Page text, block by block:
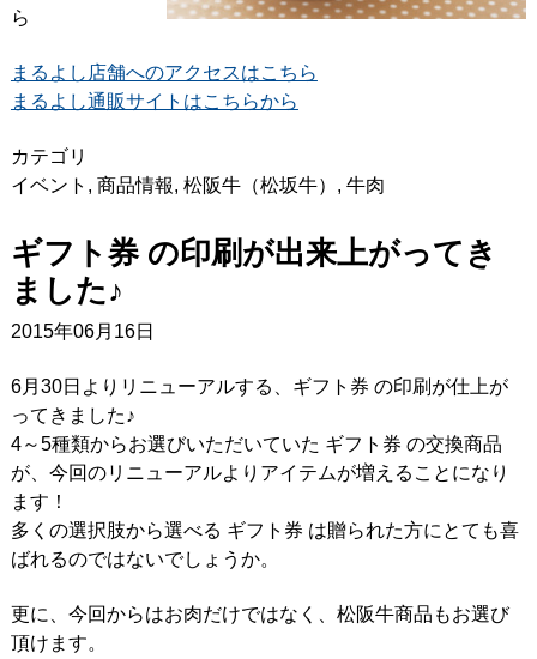
ら
まるよし店舗へのアクセスはこちら
まるよし通販サイトはこちらから
カテゴリ
イベント , 商品情報, 松阪牛（松坂牛） , 牛肉
ギフト券 の印刷が出来上がってき
ました♪
2015年06月16日
6月30日よりリニューアルする、ギフト券 の印刷が仕上が
ってきました♪
4～5種類からお選びいただいていた ギフト券 の交換商品
が、今回のリニューアルよりアイテムが増えることになり
ます！
多くの選択肢から選べる ギフト券 は贈られた方にとても喜
ばれるのではないでしょうか。
更に、今回からはお肉だけではなく、松阪牛商品もお選び
頂けます。